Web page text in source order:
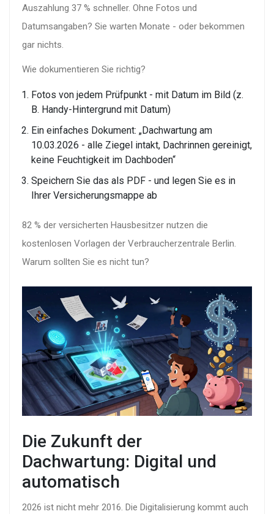
Auszahlung 37 % schneller. Ohne Fotos und
Datumsangaben? Sie warten Monate - oder bekommen
gar nichts.
Wie dokumentieren Sie richtig?
Fotos von jedem Prüfpunkt - mit Datum im Bild (z.
B. Handy-Hintergrund mit Datum)
Ein einfaches Dokument: „Dachwartung am
10.03.2026 - alle Ziegel intakt, Dachrinnen gereinigt,
keine Feuchtigkeit im Dachboden“
Speichern Sie das als PDF - und legen Sie es in
Ihrer Versicherungsmappe ab
82 % der versicherten Hausbesitzer nutzen die
kostenlosen Vorlagen der Verbraucherzentrale Berlin.
Warum sollten Sie es nicht tun?
Die Zukunft der
Dachwartung: Digital und
automatisch
2026 ist nicht mehr 2016. Die Digitalisierung kommt auch